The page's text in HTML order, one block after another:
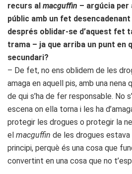
recurs al macguffin – argúcia per
públic amb un fet
després oblidar-se d’aquest fet
trama – ja que arriba un punt en
secundari?
– De fet, no ens oblidem de les
amaga en aquell pis, amb una nena
de qui s’ha de fer responsable. No
escena on ella torna i les ha
protegir les drogues o protegir la
el macguffin de les drogues estava
principi, perquè és una cosa que
convertint en una cosa que no